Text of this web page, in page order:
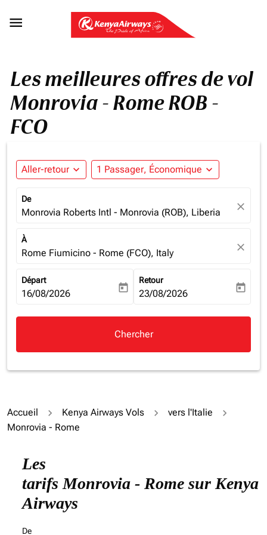

Les meilleures offres de vol
Monrovia - Rome ROB -
FCO
Aller-retour expand_more 1 Passager, Économique expand_more
De
Monrovia Roberts Intl - Monrovia (ROB), Liberia close
À
Rome Fiumicino - Rome (FCO), Italy close
Départ
fc-booking-departure-date-aria-label
16/08/2026 today
Retour
fc-booking-return-date-aria-
23/08/2026 today
Chercher
Accueil Kenya Airways Vols
vers l'Italie
Monrovia - Rome
Les
tarifs Monrovia - Rome sur Kenya
Airways
De
Essayez de mettre à jour votre itinéraire (origine et/